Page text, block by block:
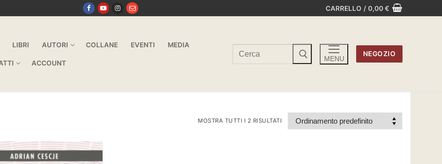
CARRELLO / 0,00€
LIBRI AUTORI COLLANE EVENTI MEDIA
ACCOUNT
Cerca:
MENU
NEGOZIO
MOSTRA TUTTI I 2 RISULTATI